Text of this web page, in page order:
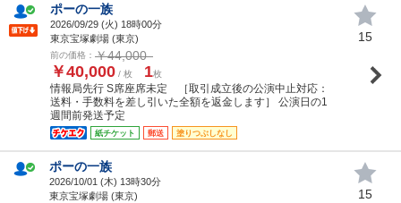
ポーの一族
2026/09/29 (火) 18時00分
東京宝塚劇場 (東京)
前の価格： ￥44,000
￥40,000 / 枚 1枚
情報局先行 S席座席未定 ［取引成立後の公演中止対応：
送料・手数料を差し引いた全額を返金します］ 公演日の1
週間前発送予定
紙チケット 郵送 塗りつぶしなし
15
ポーの一族
2026/10/01 (木) 13時30分
東京宝塚劇場 (東京)
15